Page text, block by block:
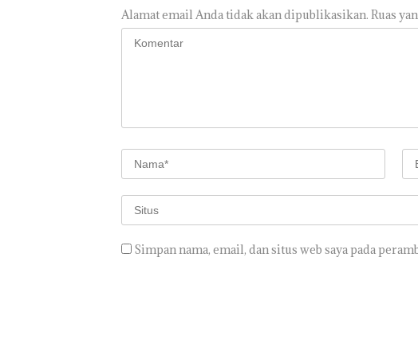
Alamat email Anda tidak akan dipublikasikan. Ruas
Simpan nama, email, dan situs web saya pada